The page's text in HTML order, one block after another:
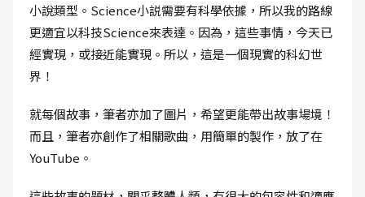
小說類型。Science小説需要有科學依據，所以我的路線
更適宜以科技Science來表達。因為，這些事情，今天已
經實現，或接近能實現。所以，這是一個現實的科幻世
界！
就每個故事，筆者亦加了圖片，希望更能帶出故事場境！
而且，筆者亦創作了相關歌曲，用簡單的製作，放了在
YouTube。